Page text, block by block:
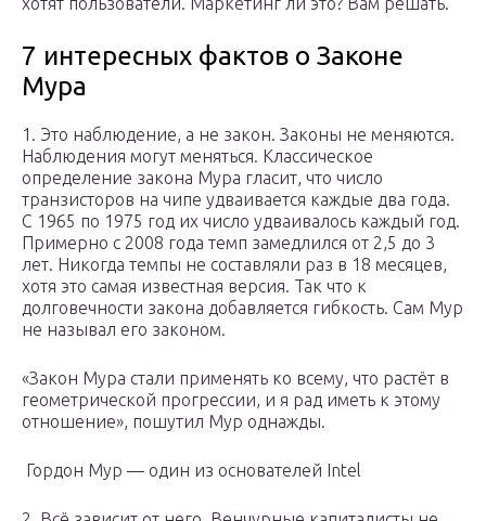
7 интересных фактов о Законе
Мура
1. Это наблюдение, а не закон. Законы не меняются.
Наблюдения могут меняться. Классическое
определение закона Мура гласит, что число
транзисторов на чипе удваивается каждые два года.
С 1965 по 1975 год их число удваивалось каждый год.
Примерно с 2008 года темп замедлился от 2,5 до 3
лет. Никогда темпы не составляли раз в 18 месяцев,
хотя это самая известная версия. Так что к
долговечности закона добавляется гибкость. Сам Мур
не называл его законом.
«Закон Мура стали применять ко всему, что растёт в
геометрической прогрессии, и я рад иметь к этому
отношение», пошутил Мур однажды.
Гордон Мур — один из основателей Intel